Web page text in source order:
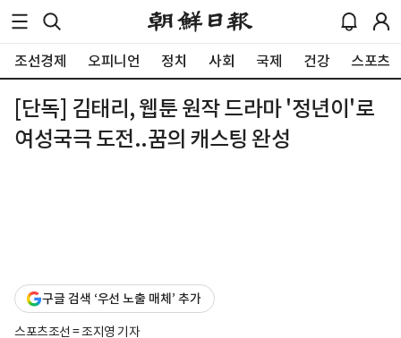
조선경제 오피니언 정치 사회 국제 건강 스포츠
[단독] 김태리, 웹툰 원작 드라마 '정년이'로
여성국극 도전..꿈의 캐스팅 완성
구글 검색 ‘우선 노출 매체’ 추가
스포츠조선 = 조지영 기자